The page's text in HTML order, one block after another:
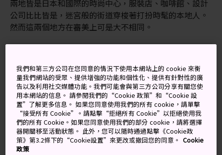
兩地皆是日本和國際的時尚中心，服裝店、咖啡館、設計
公司比比皆是，迷宮般的街道穿梭著打扮時髦的本地人。
然而這兩個地方在審美上可是大不相同。
別錯過
原宿精緻的街邊甜點（比如起司蛋糕可麗餅）和
獨特的主題咖啡館
隱藏在路易威登大樓頂層的「Espace Louis
Vuitton」畫廊
我們和第三方公司在您同意的情況下使用本網站上的 cookie 來衡
量我們網站的受眾、提供增強的功能和個性化、提供有針對性的廣
告以及利用社交媒體功能。我們可能會與第三方公司分享有關您使
用本網站的信息。 請參閱我們的“Cookie 政策”和“Cookie 設
置”了解更多信息。 如果您同意使用我們的所有 cookie，請單擊
“接受所有 Cookie”。請點擊“拒絕所有 Cookie”以拒絕使用我
們的所有 Cookie。如果您同意使用我們的部分 cookie，請將選擇
器開關移至活動狀態。 此外，您可以隨時通過點擊《Cookie政
策》第3.2條下的“Cookie設置”來更改或撤回您的同意。 Cookie
政策